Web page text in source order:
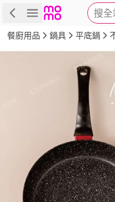
搜全
商品 評價
餐廚用品 鍋具 平底鍋